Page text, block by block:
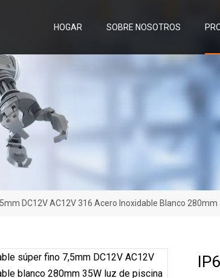
HOGAR SOBRE NOSOTROS
DC12V AC12V 316 Acero Inoxidable Blanco